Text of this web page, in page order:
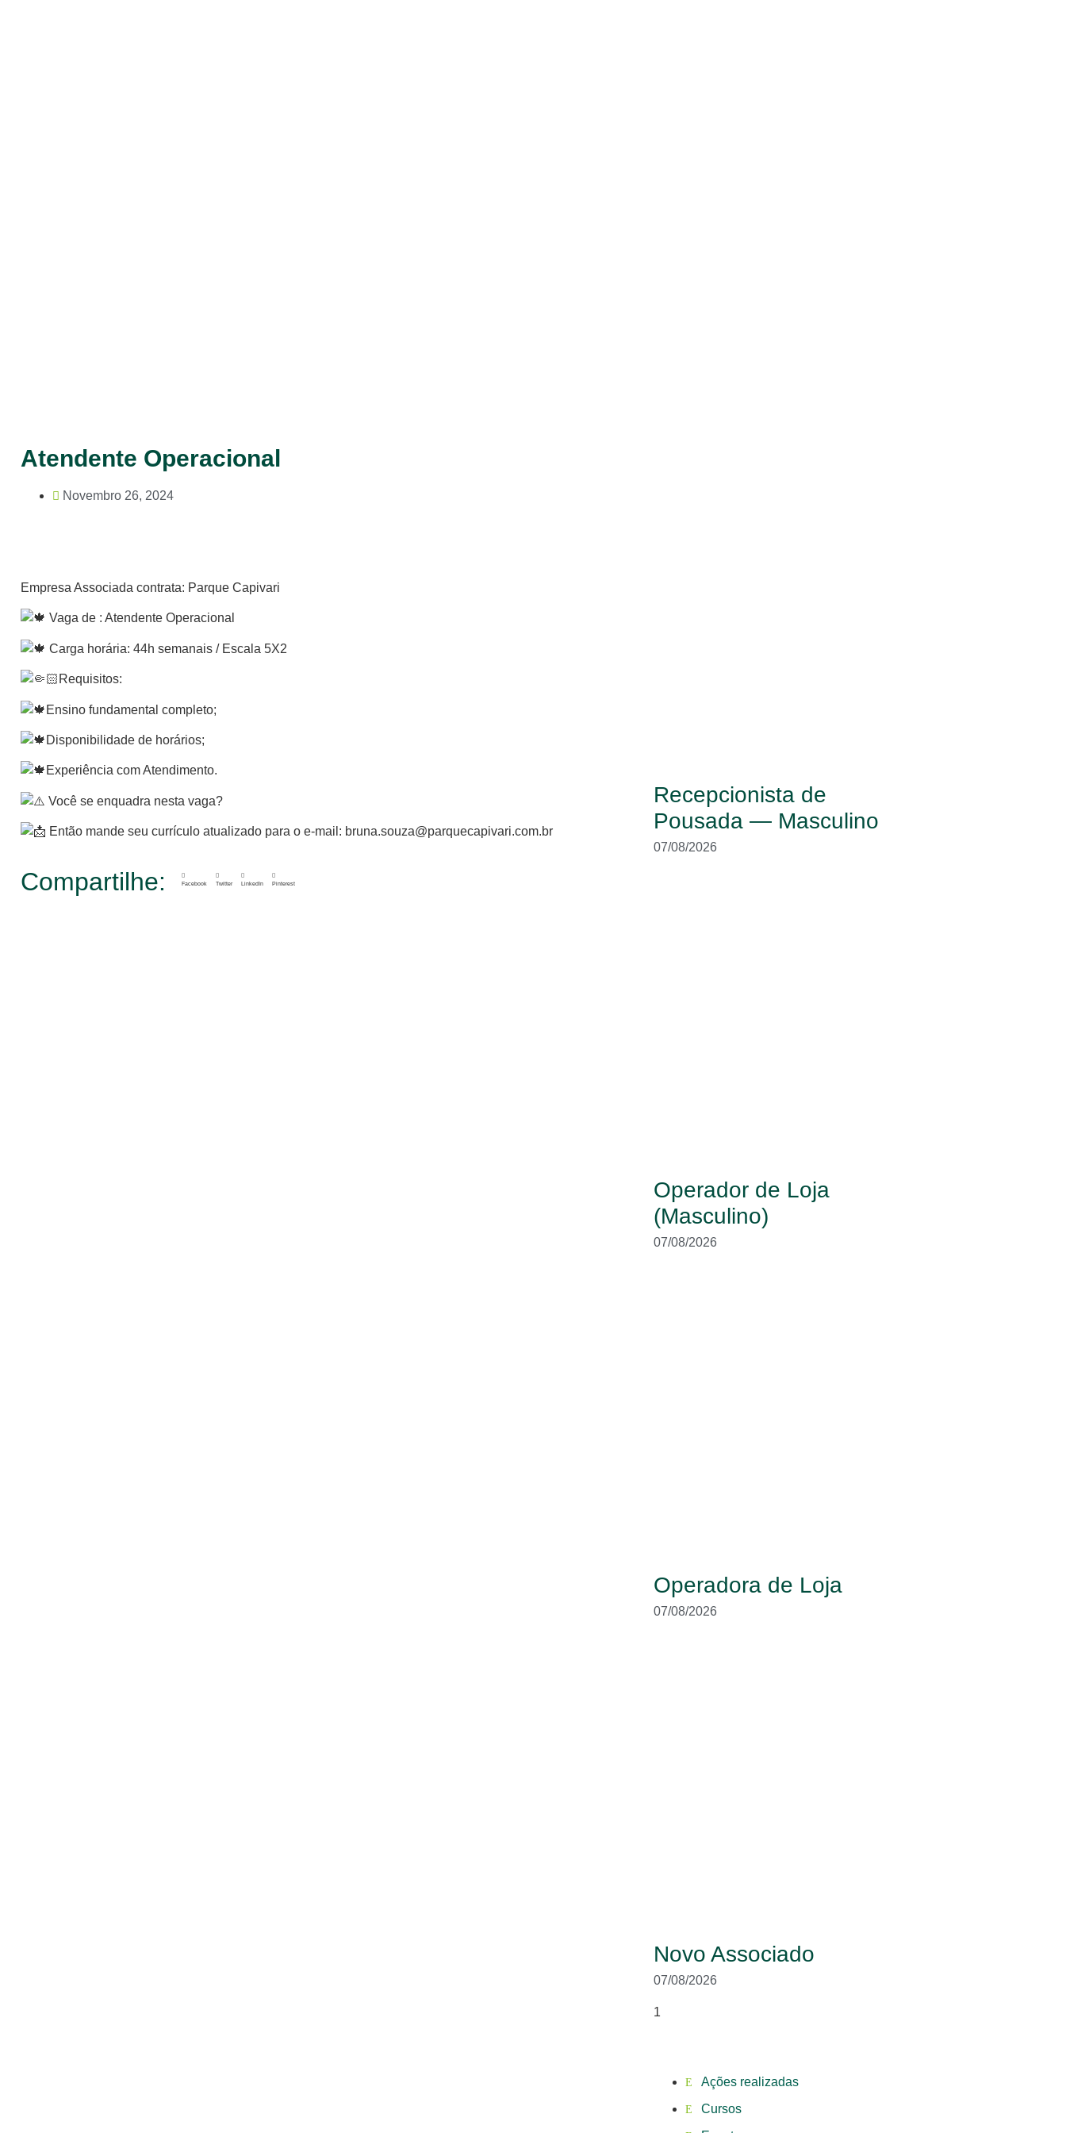
Atendente Operacional
Novembro 26, 2024
Empresa Associada contrata: Parque Capivari
Vaga de : Atendente Operacional
Carga horária: 44h semanais / Escala 5X2
Requisitos:
Ensino fundamental completo;
Disponibilidade de horários;
Experiência com Atendimento.
Você se enquadra nesta vaga?
Então mande seu currículo atualizado para o e-mail: bruna.souza@parquecapivari.com.br
Compartilhe: Facebook Twitter LinkedIn Pinterest
Recepcionista de
Pousada — Masculino
07/08/2026
Operador de Loja
(Masculino)
07/08/2026
Operadora de Loja
07/08/2026
Novo Associado
07/08/2026
Ações realizadas
Cursos